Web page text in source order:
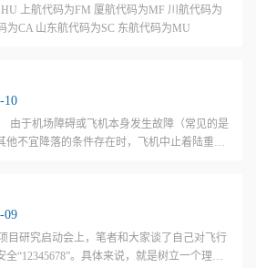
上航代码为FM 厦航代码为MF 川航代码为
为CA 山东航代码为SC 东航代码为MU
10
他不宜降落的条件存在时，飞机中止着陆重新
09
目研究启动会上，笔者和大家谈了自己对飞行
“12345678”。具体来说，就是树立一个理